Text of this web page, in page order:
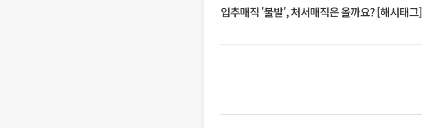
입추매직 '불발', 처서매직은 올까요? [해시태그]